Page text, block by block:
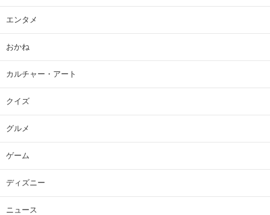
エンタメ
おかね
カルチャー・アート
クイズ
グルメ
ゲーム
ディズニー
ニュース